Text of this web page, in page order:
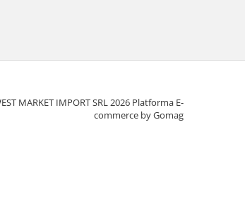
MARKET IMPORT SRL 2026 Platforma E-
commerce by Gomag